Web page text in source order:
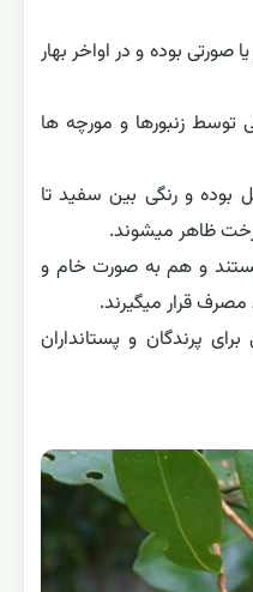
صورتی بوده و در اواخر بهار
توسط زنبورها و مورچه ها
بوده و رنگی بین سفید تا
درخت ظاهر میشوند.
و هم به صورت خام و
قرار میگیرند.
پرندگان و پستانداران